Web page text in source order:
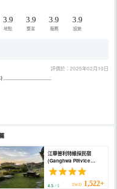
3.9
地點
3.9
整潔
3.9
服務
3.9
設施
評價於：2025年02月10日
江華普利特維採民宿
(Ganghwa Plitvice
Pension)
4.5/ 5 TWD 1,522+